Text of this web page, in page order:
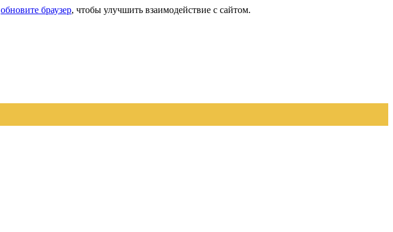
обновите браузер, чтобы улучшить взаимодействие с сайтом.